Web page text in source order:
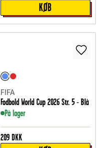
KØB
FIFA
Fodbold World Cup 2026 Str. 5 - Blå
På lager
209 DKK